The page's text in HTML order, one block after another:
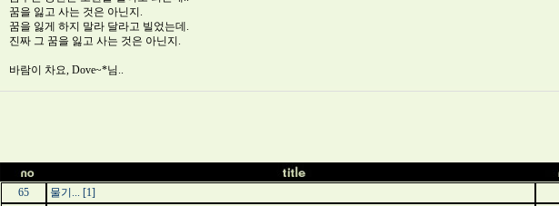
꿈을 잃고 사는 것은 아닌지.
꿈을 잃게 하지 말라 달라고 빌었는데.
진짜 그 꿈을 잃고 사는 것은 아닌지.
바람이 차요, Dove~*님..
65 물기... [1]